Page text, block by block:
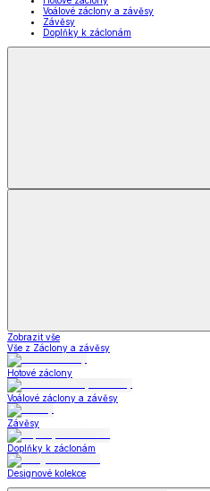
Voálové záclony a závěsy
Závěsy
Doplňky k záclonám
Zobrazit vše
Vše z Záclony a závěsy
Hotové záclony
Voálové záclony a závěsy
Závěsy
Doplňky k záclonám
Designové kolekce